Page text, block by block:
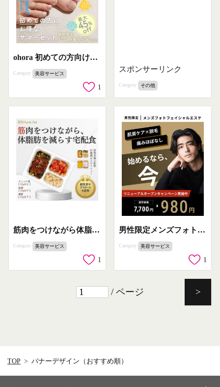
ohora 初めての方向けお得なサマーセット
Category 美容サービス
1
スポンサーリンク
Category その他
筋肉をつけながら体脂肪を減らす宅配食サービス
Category 美容サービス
1
男性限定メンズフォトフェイシャルエステのリニューアルキャンペーン
Category 美容サービス
1
/ ページ >
TOP バナーデザイン（おすすめ順）